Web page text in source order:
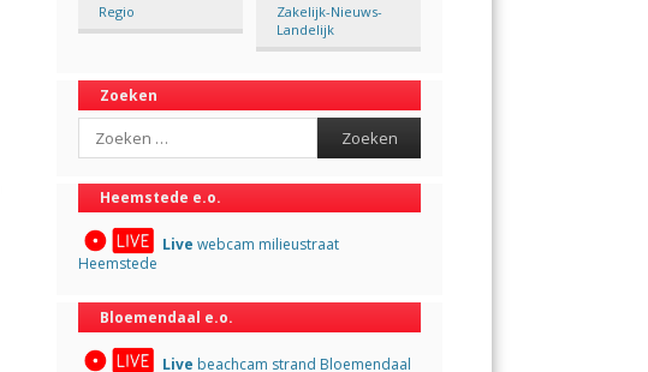
Regio
Zakelijk-Nieuws-
Landelijk
Zoeken
Search
Heemstede e.o.
Live webcam milieustraat
Heemstede
Bloemendaal e.o.
Live beachcam strand Bloemendaal